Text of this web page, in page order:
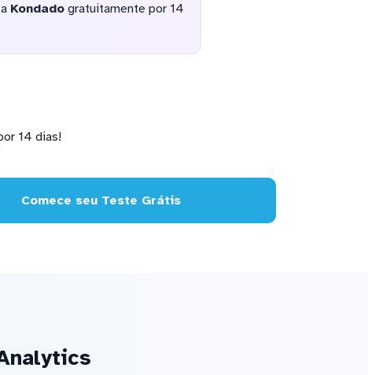
Kondadogratuitamente por 14
14 dias!
Comece seu Teste Grátis